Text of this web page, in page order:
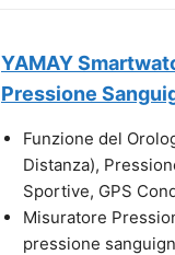
YAMAY
Pressione
Funzione del
Distanza),
Sportive, GPS
Misuratore
pressione